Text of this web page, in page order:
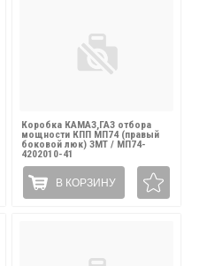
Коробка КАМАЗ,ГАЗ отбора
мощности КПП МП74 (правый
боковой люк) ЗМТ / МП74-
4202010-41
В КОРЗИНУ